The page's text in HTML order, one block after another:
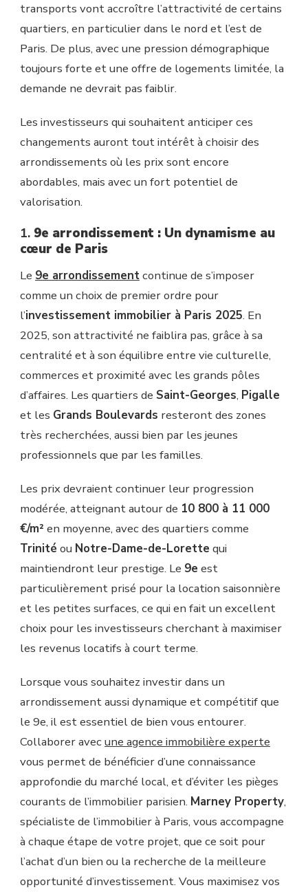
transports vont accroître l’attractivité de certains
quartiers, en particulier dans le nord et l’est de
Paris. De plus, avec une pression démographique
toujours forte et une offre de logements limitée, la
demande ne devrait pas faiblir.
Les investisseurs qui souhaitent anticiper ces
changements auront tout intérêt à choisir des
arrondissements où les prix sont encore
abordables, mais avec un fort potentiel de
valorisation.
1. 9e arrondissement : Un dynamisme au
cœur de Paris
Le 9e arrondissementcontinue de s’imposer
comme un choix de premier ordre pour
l’investissement immobilier à Paris 2025. En
2025, son attractivité ne faiblira pas, grâce à sa
centralité et à son équilibre entre vie culturelle,
commerces et proximité avec les grands pôles
d’affaires. Les quartiers de Saint-Georges, Pigalle
et les Grands Boulevards resteront des zones
très recherchées, aussi bien par les jeunes
professionnels que par les familles.
Les prix devraient continuer leur progression
modérée, atteignant autour de 10 800 à 11 000
€/m² en moyenne, avec des quartiers comme
Trinité ou Notre-Dame-de-Lorette qui
maintiendront leur prestige. Le 9e est
particulièrement prisé pour la location saisonnière
et les petites surfaces, ce qui en fait un excellent
choix pour les investisseurs cherchant à maximiser
les revenus locatifs à court terme.
Lorsque vous souhaitez investir dans un
arrondissement aussi dynamique et compétitif que
le 9e, il est essentiel de bien vous entourer.
Collaborer avecune agence immobilière experte
vous permet de bénéficier d’une connaissance
approfondie du marché local, et d’éviter les pièges
courants de l’immobilier parisien. Marney Property,
spécialiste de l’immobilier à Paris, vous accompagne
à chaque étape de votre projet, que ce soit pour
l’achat d’un bien ou la recherche de la meilleure
opportunité d’investissement. Vous maximisez vos